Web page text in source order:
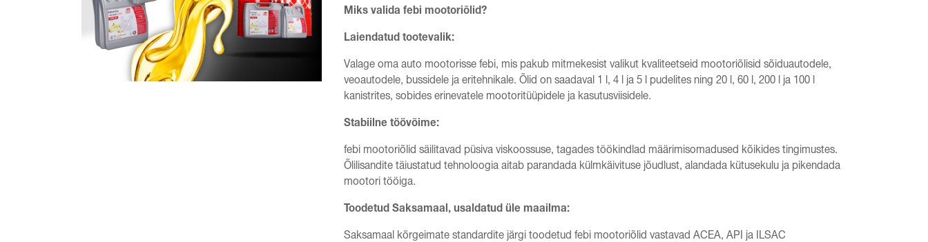
Miks valida febi mootoriõlid?
Laiendatud tootevalik:
Valage oma auto mootorisse febi, mis pakub mitmekesist valikut kvaliteetseid mootoriõlisid sõiduautodele,
veoautodele, bussidele ja eritehnikale. Õlid on saadaval 1 l, 4 l ja 5 l pudelites ning 20 l, 60 l, 200 l ja 100 l
kanistrites, sobides erinevatele mootoritüüpidele ja kasutusviisidele.
Stabiilne töövõime:
febi mootoriõlid säilitavad püsiva viskoossuse, tagades töökindlad määrimisomadused kõikides tingimustes.
Õlilisandite täiustatud tehnoloogia aitab parandada külmkäivituse jõudlust, alandada kütusekulu ja pikendada
mootori tööiga.
Toodetud Saksamaal, usaldatud üle maailma:
Saksamaal kõrgeimate standardite järgi toodetud febi mootoriõlid vastavad ACEA, API ja ILSAC